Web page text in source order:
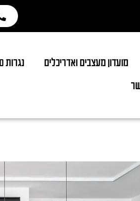
מועדון מעצבים ואדריכלים נגרות 360